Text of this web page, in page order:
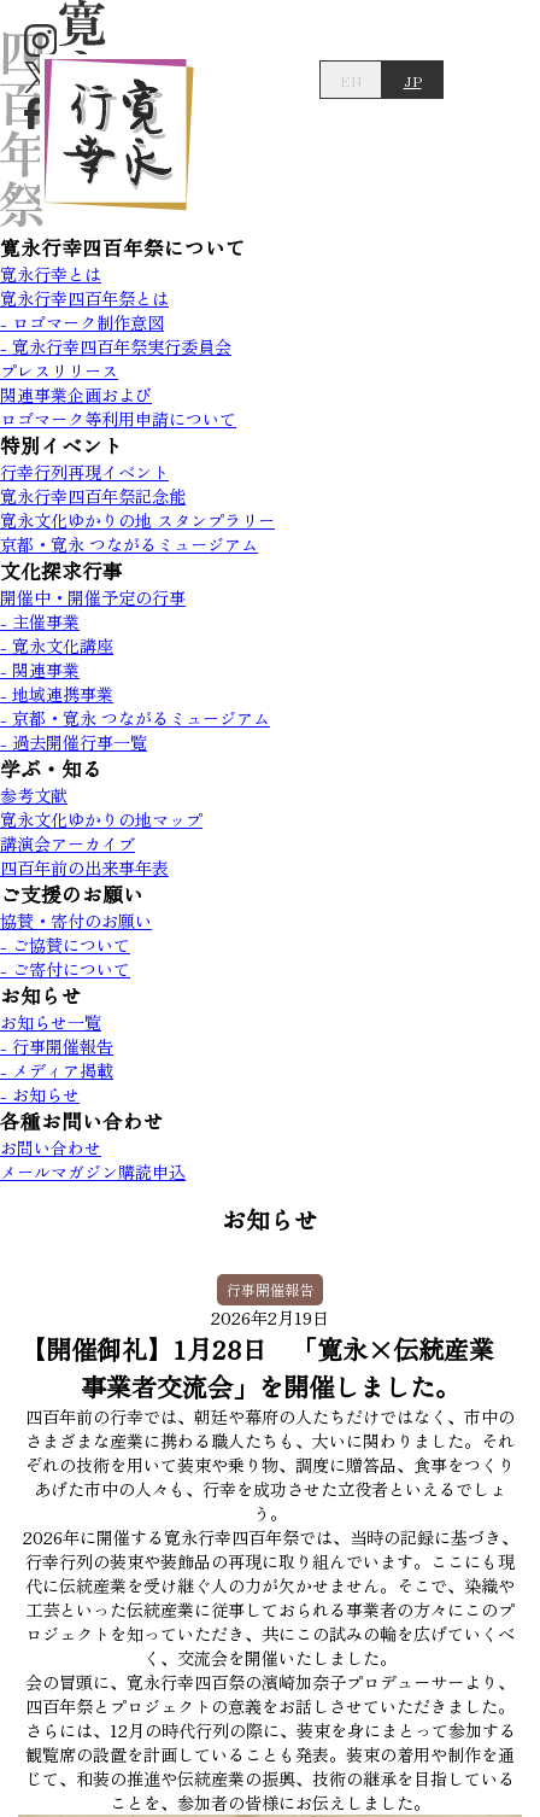
EN JP
寛永行幸四百年祭について
寛永行幸とは
寛永行幸四百年祭とは
- ロゴマーク制作意図
- 寛永行幸四百年祭実行委員会
プレスリリース
関連事業企画および
ロゴマーク等利用申請について
特別イベント
行幸行列再現イベント
寛永行幸四百年祭記念能
寛永文化ゆかりの地 スタンプラリー
京都・寛永 つながるミュージアム
文化探求行事
開催中・開催予定の行事
- 主催事業
- 寛永文化講座
- 関連事業
- 地域連携事業
- 京都・寛永 つながるミュージアム
- 過去開催行事一覧
学ぶ・知る
参考文献
寛永文化ゆかりの地マップ
講演会アーカイブ
四百年前の出来事年表
ご支援のお願い
協賛・寄付のお願い
- ご協賛について
- ご寄付について
お知らせ
お知らせ一覧
- 行事開催報告
- メディア掲載
- お知らせ
各種お問い合わせ
お問い合わせ
メールマガジン購読申込
お知らせ
行事開催報告
2026年2月19日
【開催御礼】1月28日 「寛永×伝統産業
事業者交流会」を開催しました。
四百年前の行幸では、朝廷や幕府の人たちだけではなく、市中の
さまざまな産業に携わる職人たちも、大いに関わりました。それ
ぞれの技術を用いて装束や乗り物、調度に贈答品、食事をつくり
あげた市中の人々も、行幸を成功させた立役者といえるでしょ
う。
2026年に開催する寛永行幸四百年祭では、当時の記録に基づき、
行幸行列の装束や装飾品の再現に取り組んでいます。ここにも現
代に伝統産業を受け継ぐ人の力が欠かせません。そこで、染織や
工芸といった伝統産業に従事しておられる事業者の方々にこのプ
ロジェクトを知っていただき、共にこの試みの輪を広げていくべ
く、交流会を開催いたしました。
会の冒頭に、寛永行幸四百祭の濱崎加奈子プロデューサーより、
四百年祭とプロジェクトの意義をお話しさせていただきました。
さらには、12月の時代行列の際に、装束を身にまとって参加する
観覧席の設置を計画していることも発表。装束の着用や制作を通
じて、和装の推進や伝統産業の振興、技術の継承を目指している
ことを、参加者の皆様にお伝えしました。